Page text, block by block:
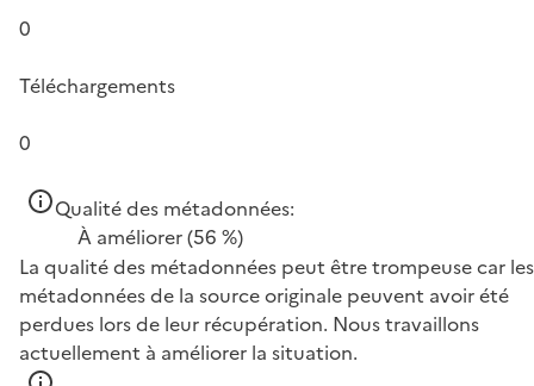
0
Téléchargements
0
Qualité des métadonnées:
À améliorer(56 %)
La qualité des métadonnées peut être trompeuse car les
métadonnées de la source originale peuvent avoir été
perdues lors de leur récupération. Nous travaillons
actuellement à améliorer la situation.